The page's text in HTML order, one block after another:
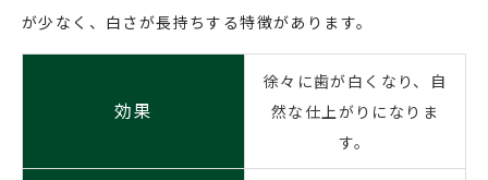
が少なく、白さが長持ちする特徴があります。
効果
徐々に歯が白くなり、自
然な仕上がりになりま
す。